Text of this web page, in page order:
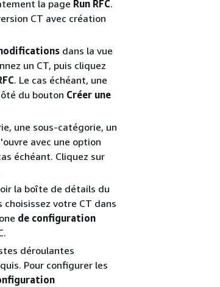
la page Run RFC.
CT avec création
dans la vue
un CT, puis cliquez
. Le cas échéant, une
du bouton Créer une
une sous-catégorie, un
avec une option
échéant. Cliquez sur
la boîte de détails du
votre CT dans
de configuration
déroulantes
Pour configurer les